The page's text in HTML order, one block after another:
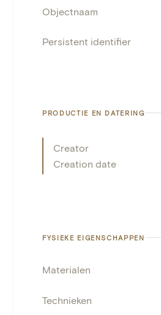
Objectnaam
Persistent identifier
PRODUCTIE EN DATERING
Creator
Creation date
FYSIEKE EIGENSCHAPPEN
Materialen
Technieken